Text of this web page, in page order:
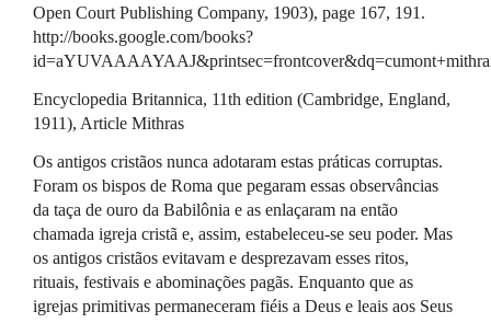
Open Court Publishing Company, 1903), page 167, 191.
http://books.google.com/books?
Encyclopedia Britannica, 11th edition (Cambridge, England,
1911), Article Mithras
Os antigos cristãos nunca adotaram estas práticas corruptas.
Foram os bispos de Roma que pegaram essas observâncias
da taça de ouro da Babilônia e as enlaçaram na então
chamada igreja cristã e, assim, estabeleceu-se seu poder. Mas
os antigos cristãos evitavam e desprezavam esses ritos,
rituais, festivais e abominações pagãs. Enquanto que as
igrejas primitivas permaneceram fiéis a Deus e leais aos Seus